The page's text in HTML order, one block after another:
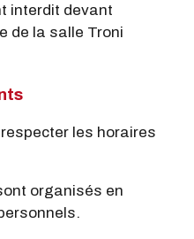
interdit devant
de la salle Troni
les horaires
organisés en